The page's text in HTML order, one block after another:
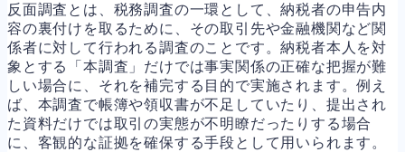
反面調査とは、税務調査の一環として、納税者の申告内
容の裏付けを取るために、その取引先や金融機関など関
係者に対して行われる調査のことです。納税者本人を対
象とする「本調査」だけでは事実関係の正確な把握が難
しい場合に、それを補完する目的で実施されます。例え
ば、本調査で帳簿や領収書が不足していたり、提出され
た資料だけでは取引の実態が不明瞭だったりする場合
に、客観的な証拠を確保する手段として用いられます。